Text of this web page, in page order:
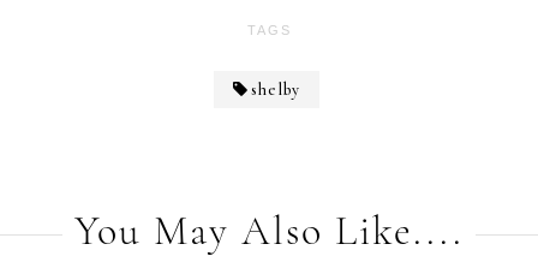
TAGS
shelby
You May Also Like....